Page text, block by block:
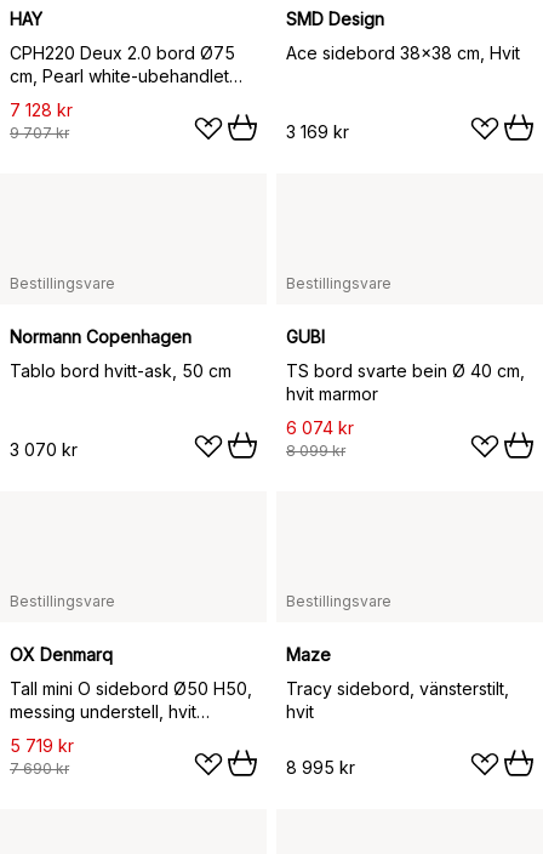
HAY
CPH220 Deux 2.0 bord Ø75
cm, Pearl white-ubehandlet
bøk
7 128 kr
9 707 kr
SMD Design
Ace sidebord 38x38 cm, Hvit
3 169 kr
Bestillingsvare
Normann Copenhagen
Tablo bord hvitt-ask, 50 cm
3 070 kr
Bestillingsvare
GUBI
TS bord svarte bein Ø 40 cm,
hvit marmor
6 074 kr
8 099 kr
Bestillingsvare
OX Denmarq
Tall mini O sidebord Ø50 H50,
messing understell, hvit
marmor
5 719 kr
7 690 kr
Bestillingsvare
Maze
Tracy sidebord, vänsterstilt,
hvit
8 995 kr